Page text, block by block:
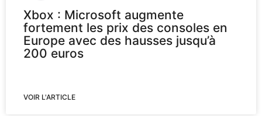
Xbox : Microsoft augmente
fortement les prix des consoles en
Europe avec des hausses jusqu’à
200 euros
VOIR L'ARTICLE